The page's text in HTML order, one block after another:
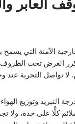
العابر
الآمنة التي يسمح
تكرر العرض تحت
تواصل التجربة عند
التبريد وتوزيع
كلًّا على حدة، ولا